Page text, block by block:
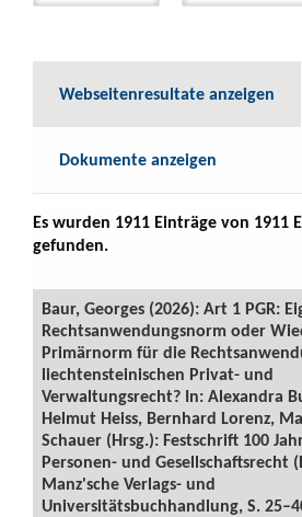
Webseitenresultate anzeigen
Dokumente anzeigen
Es wurden 1911 Einträge von 1911
gefunden.
Baur, Georges (2026): Art 1 PGR:
Rechtsanwendungsnorm oder
Primärnorm für die
liechtensteinischen Privat- und
Verwaltungsrecht? In: Alexandra
Helmut Heiss, Bernhard Lorenz,
Schauer (Hrsg.): Festschrift 100
Personen- und Gesellschaftsrecht
Manz'sche Verlags- und
Universitätsbuchhandlung, S.